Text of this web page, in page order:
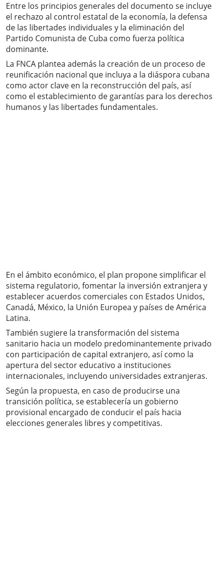
Entre los principios generales del documento se incluye
el rechazo al control estatal de la economía, la defensa
de las libertades individuales y la eliminación del
Partido Comunista de Cuba como fuerza política
dominante.
La FNCA plantea además la creación de un proceso de
reunificación nacional que incluya a la diáspora cubana
como actor clave en la reconstrucción del país, así
como el establecimiento de garantías para los derechos
humanos y las libertades fundamentales.
En el ámbito económico, el plan propone simplificar el
sistema regulatorio, fomentar la inversión extranjera y
establecer acuerdos comerciales con Estados Unidos,
Canadá, México, la Unión Europea y países de América
Latina.
También sugiere la transformación del sistema
sanitario hacia un modelo predominantemente privado
con participación de capital extranjero, así como la
apertura del sector educativo a instituciones
internacionales, incluyendo universidades extranjeras.
Según la propuesta, en caso de producirse una
transición política, se establecería un gobierno
provisional encargado de conducir el país hacia
elecciones generales libres y competitivas.